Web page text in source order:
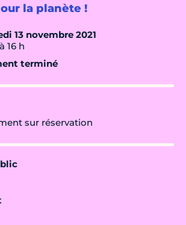
la planète !
13 novembre 2021
16 h
terminé
sur réservation